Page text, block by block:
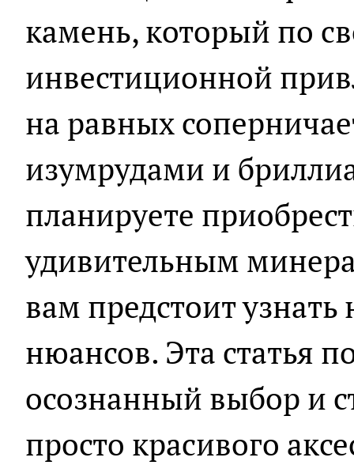
камень, который по
инвестиционной
на равных
изумрудами и
планируете
удивительным
вам предстоит
нюансов. Эта статья
осознанный выбор и
просто красивого